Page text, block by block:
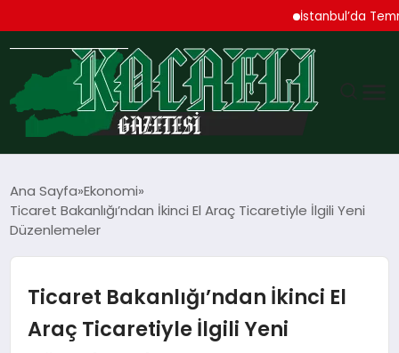
İstanbul’da Temmuz
TEKNOLOJI
Ana Sayfa Ekonomi
Ticaret Bakanlığı’ndan İkinci El Araç Ticaretiyle İlgili Yeni
Düzenlemeler
Ticaret Bakanlığı’ndan İkinci El
Araç Ticaretiyle İlgili Yeni